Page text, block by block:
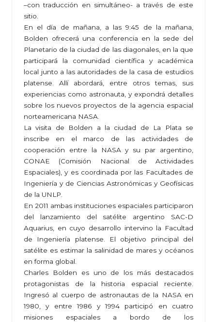
–con traducción en simultáneo- a través de este
sitio.
En el día de mañana, a las 9:45 de la mañana,
Bolden ofrecerá una conferencia en la sede del
Planetario de la ciudad de las diagonales, en la que
participará la comunidad científica y académica
local junto a las autoridades de la casa de estudios
platense. Allí abordará, entre otros temas, sus
experiencias como astronauta, y expondrá detalles
sobre los nuevos proyectos de la agencia espacial
norteamericana NASA.
La visita de Bolden a la ciudad de La Plata se
inscribe en el marco de las actividades de
cooperación entre la NASA y su par argentino,
CONAE (Comisión Nacional de Actividades
Espaciales), y es coordinada por las Facultades de
Ingeniería y de Ciencias Astronómicas y Geofísicas
de la UNLP.
En 2011 ambas instituciones espaciales participaron
del lanzamiento del satélite argentino SAC-D
Aquarius, en cuyo desarrollo intervino la Facultad
de Ingeniería platense. El objetivo principal del
satélite es estimar la salinidad de mares y océanos
en forma global.
Charles Bolden es uno de los más destacados
protagonistas de la historia espacial reciente.
Ingresó al cuerpo de astronautas de la NASA en
1980, y entre 1986 y 1994 participó en cuatro
misiones espaciales a bordo de los